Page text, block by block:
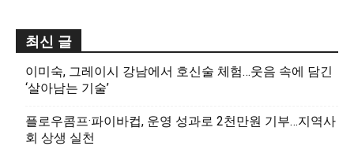
최신 글
이미숙, 그레이시 강남에서 호신술 체험…웃음 속에 담긴
‘살아남는 기술’
플로우콤프·파이바컵, 운영 성과로 2천만원 기부…지역사
회 상생 실천